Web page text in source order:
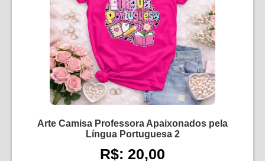
Arte Camisa Professora Apaixonados pela
Língua Portuguesa 2
R$: 20,00